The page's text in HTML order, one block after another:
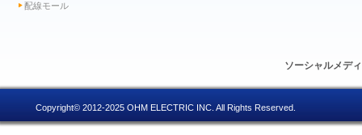
配線モール
ソーシャルメデ
Copyright© 2012-2025 OHM ELECTRIC INC. All Rights Reserved.